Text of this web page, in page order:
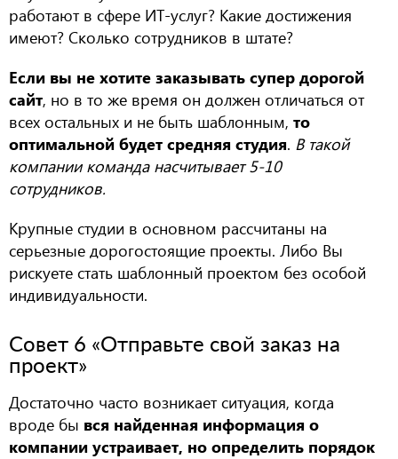
работают в сфере ИТ-услуг? Какие достижения
имеют? Сколько сотрудников в штате?
Если вы не хотите заказывать супер дорогой
сайт, но в то же время он должен отличаться от
всех остальных и не быть шаблонным, то
оптимальной будет средняя студия. В такой
компании команда насчитывает 5-10
сотрудников.
Крупные студии в основном рассчитаны на
серьезные дорогостоящие проекты. Либо Вы
рискуете стать шаблонный проектом без особой
индивидуальности.
Совет 6 «Отправьте свой заказ на
проект»
Достаточно часто возникает ситуация, когда
вроде бы вся найденная информация о
компании устраивает, но определить порядок